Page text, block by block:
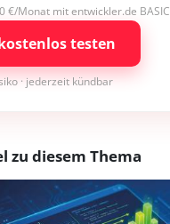
€/Monat mit entwickler.de BASIC
testen
· jederzeit kündbar
zu diesem Thema